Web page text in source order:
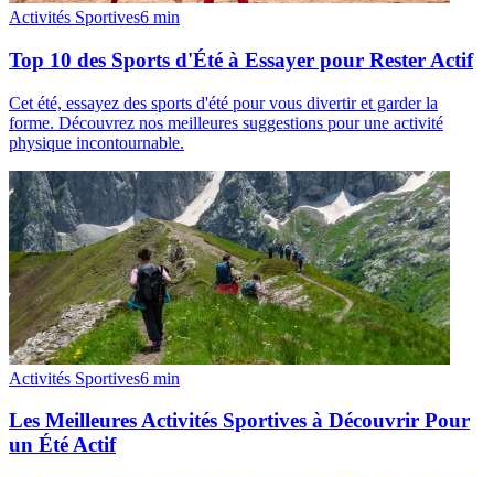
Activités Sportives6 min
Top 10 des Sports d'Été à Essayer pour Rester Actif
Cet été, essayez des sports d'été pour vous divertir et garder la
forme. Découvrez nos meilleures suggestions pour une activité
physique incontournable.
Activités Sportives6 min
Les Meilleures Activités Sportives à Découvrir Pour
un Été Actif